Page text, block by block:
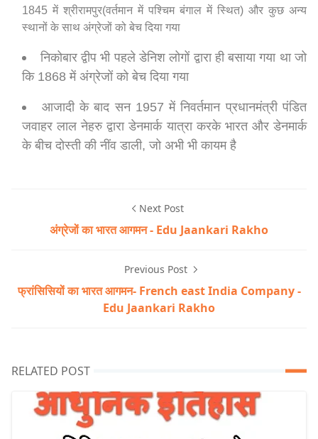
1845 में श्रीरामपुर(वर्तमान में पश्चिम बंगाल में स्थित) और कुछ अन्य
स्थानों के साथ अंग्रेजों को बेच दिया गया
निकोबार द्वीप भी पहले डेनिश लोगों द्वारा ही बसाया गया था जो
कि 1868 में अंग्रेजों को बेच दिया गया
आजादी के बाद सन 1957 में निवर्तमान प्रधानमंत्री पंडित
जवाहर लाल नेहरु द्वारा डेनमार्क यात्रा करके भारत और डेनमार्क
के बीच दोस्ती की नींव डाली, जो अभी भी कायम है
Next Post
अंग्रेजों का भारत आगमन - Edu Jaankari Rakho
Previous Post
फ्रांसिसियों का भारत आगमन- French east India Company -
Edu Jaankari Rakho
RELATED POST